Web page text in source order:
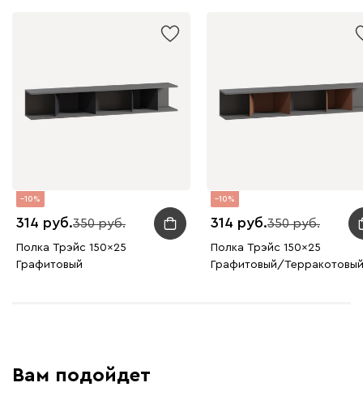
10
314 350
Полка Трэйс 150x25
Графитовый
10
314 350
Полка Трэйс 150x25
Графитовый/Терракотовый
Вам подойдет